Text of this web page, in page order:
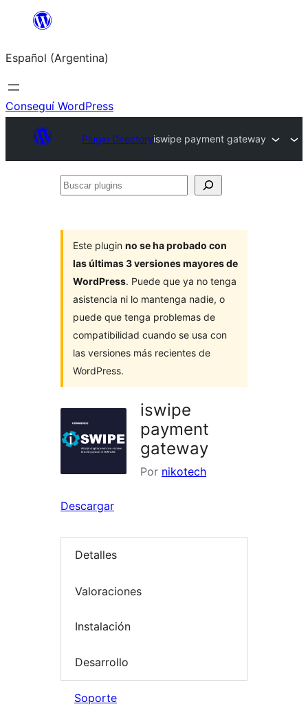
Saltar
contenido
Español (Argentina)
Conseguí WordPress
Plugin Directoryiswipe payment gateway
Buscar
Este plugin no se ha probado con
las últimas 3 versiones mayores de
WordPress. Puede que ya no tenga
asistencia ni lo mantenga nadie, o
puede que tenga problemas de
compatibilidad cuando se usa con
las versiones más recientes de
WordPress.
iswipe
payment
gateway
Por nikotech
Descargar
Detalles
Valoraciones
Instalación
Desarrollo
Soporte